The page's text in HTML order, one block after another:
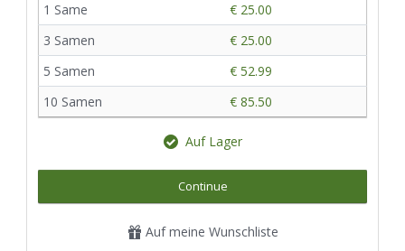
1 Same
€ 25.00
3 Samen
€ 25.00
5 Samen
€ 52.99
10 Samen
€ 85.50
Auf Lager
Continue
Auf meine Wunschliste